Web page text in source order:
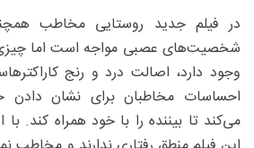
در فیلم جدید روستایی مخاطب
شخصیت‌های عصبی مواجه است اما چیزی
وجود دارد، اصالت درد و رنج
احساسات مخاطبان برای نشان دادن
می‌کند تا بیننده را با خود همراه